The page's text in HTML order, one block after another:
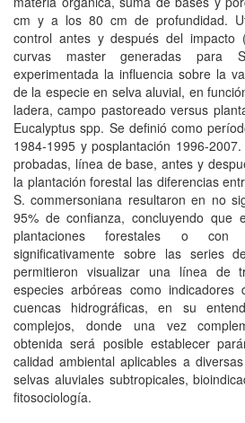
cm y a los 80 cm de profundidad.
control antes y después del
curvas master generadas para
experimentada la influencia sobre la
de la especie en selva aluvial, en
ladera, campo pastoreado versus
Eucalyptus spp. Se definió como
1984-1995 y posplantación 1996-
probadas, línea de base, antes y
la plantación forestal las diferencias
S. commersoniana resultaron en no
95% de confianza, concluyendo
plantaciones forestales o
significativamente sobre las series
permitieron visualizar una línea de
especies arbóreas como
cuencas hidrográficas, en su
complejos, donde una vez
obtenida será posible establecer
calidad ambiental aplicables a
selvas aluviales subtropicales,
fitosociología.